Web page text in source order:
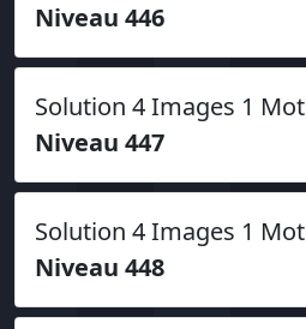
Niveau 446
Solution 4 Images 1 Mot
Niveau 447
Solution 4 Images 1 Mot
Niveau 448